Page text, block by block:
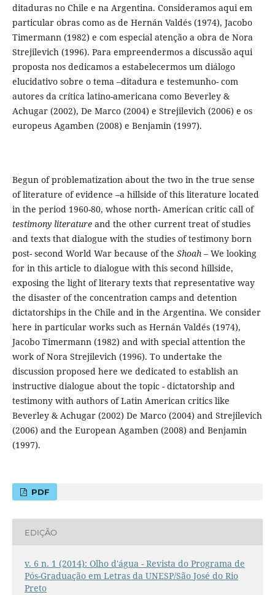
ditaduras no Chile e na Argentina. Consideramos aqui em
particular obras como as de Hernán Valdés (1974), Jacobo
Timermann (1982) e com especial atenção a obra de Nora
Strejilevich (1996). Para empreendermos a discussão aqui
proposta nos dedicamos a estabelecermos um diálogo
elucidativo sobre o tema –ditadura e testemunho- com
autores da crítica latino-americana como Beverley &
Achugar (2002), De Marco (2004) e Strejilevich (2006) e os
europeus Agamben (2008) e Benjamin (1997).
Begun of problematization about the two in the true sense
of literature of evidence –a hillside of this literature located
in the period 1960-80, whose north- American critic call of
testimony literatureand the other current treat of studies
and texts that dialogue with the studies of testimony born
post- second World War because of the Shoah– We looking
for in this article to dialogue with this second hillside,
exposing the light of literary texts that representative way
the disaster of the concentration camps and detention
dictatorships in the Chile and in the Argentina. We consider
here in particular works such as Hernán Valdés (1974),
Jacobo Timermann (1982) and with special attention the
work of Nora Strejilevich (1996). To undertake the
discussion proposed here we dedicated to establish an
instructive dialogue about the topic - dictatorship and
testimony with authors of Latin American critics like
Beverley & Achugar (2002) De Marco (2004) and Strejilevich
(2006) and the European Agamben (2008) and Benjamin
(1997).
PDF
EDIÇÃO
v. 6 n. 1 (2014): Olho d'água - Revista do Programa de
Pós-Graduação em Letras da UNESP/São José do Rio
Preto